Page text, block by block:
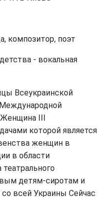
композитор, поэт
- вокальная
Всеукраинской
III
которой является
женщин в
в области
детям-сиротам и
всей Украины Сейчас